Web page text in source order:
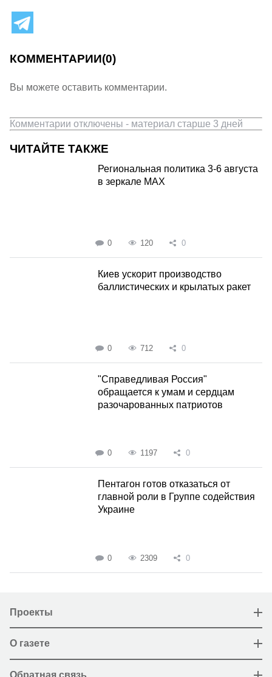
КОММЕНТАРИИ(0)
Вы можете оставить комментарии.
Комментарии отключены - материал старше 3 дней
ЧИТАЙТЕ ТАКЖЕ
Региональная политика 3-6 августа
в зеркале MAX
0 120 0
Киев ускорит производство
баллистических и крылатых ракет
0 712 0
"Справедливая Россия"
обращается к умам и сердцам
разочарованных патриотов
0 1197 0
Пентагон готов отказаться от
главной роли в Группе содействия
Украине
0 2309 0
Проекты
О газете
Обратная связь